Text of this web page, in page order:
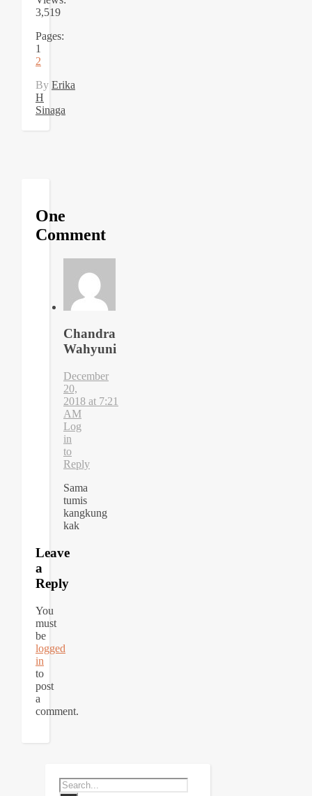
3,519
Pages:
1
2
By Erika
H
Sinaga
One
Comment
Chandra
Wahyuni
December
20,
2018 at 7:21
AM
Log
in
to
Reply
Sama
tumis
kangkung
kak
Leave
a
Reply
You
must
be
logged
in
to
post
a
comment.